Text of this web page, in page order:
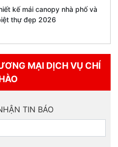
kế mái canopy nhà phố và
thự đẹp 2026
MẠI DỊCH VỤ CHÍ
TIN BÁO